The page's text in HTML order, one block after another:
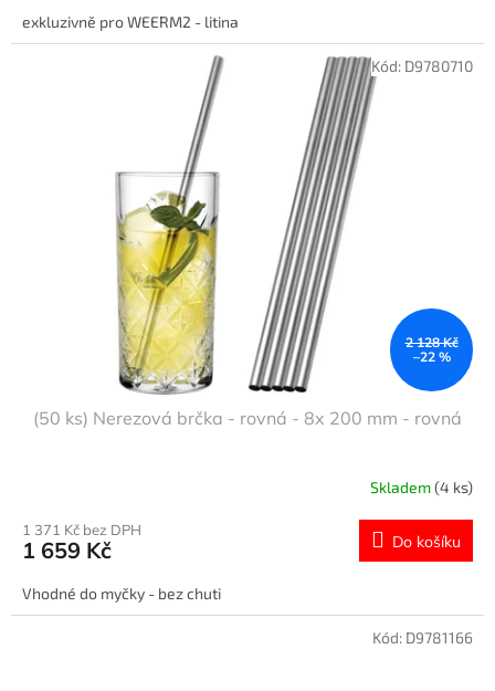
exkluzivně pro WEERM2 - litina
2 128 Kč
–22 %
(50 ks) Nerezová brčka - rovná - 8x 200 mm - rovná
Skladem(4 ks)
1 371 Kč bez DPH
1 659 Kč Do košíku
Vhodné do myčky - bez chuti
Kód: D9780710
Kód: D9781166